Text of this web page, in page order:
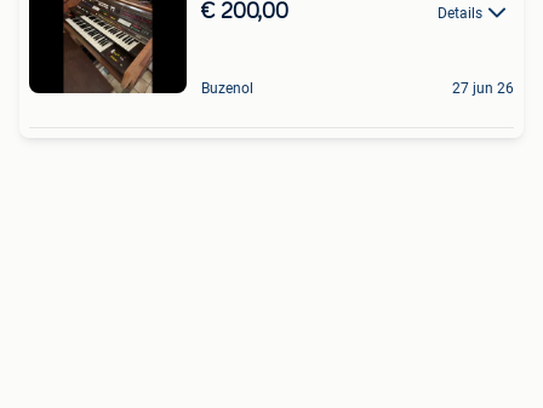
€ 200,00 Details
Buzenol 27 jun 26